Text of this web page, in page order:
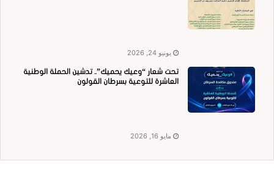
يونيو 24, 2026
تحت شعار “وعيك يحميك”.. تدشين الحملة الوطنية
العاشرة للتوعية بسرطان القولون
مايو 16, 2026